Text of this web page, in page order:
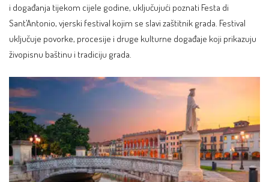
i događanja tijekom cijele godine, uključujući poznati Festa di
Sant’Antonio, vjerski festival kojim se slavi zaštitnik grada. Festival
uključuje povorke, procesije i druge kulturne događaje koji prikazuju
živopisnu baštinu i tradiciju grada.